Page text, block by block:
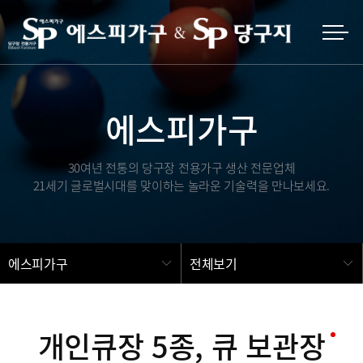
에스피가구
30여년 전통의 당구장 전용가구 생산 전문업체
21세기 글로벌시대를 맞이하는 놀라운 기술력을 만나보세요.
에스피가구 전체보기
개인큐장 5종, 큐 보관장